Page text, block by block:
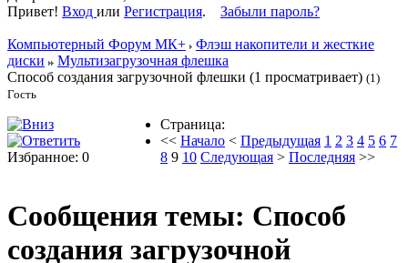
Привет! Вход или Регистрация. Забыли пароль?
Компьютерный Форум МК+
Флэш накопители и жесткие
диски
Мультизагрузочная флешка
Способ создания загрузочной флешки (1 просматривает) (1)
Гость
Избранное: 0
Страница:
<< Начало < Предыдущая 1 2 3 4 5 6 7
8 9 10 Следующая > Последняя >>
Сообщения темы: Способ
создания загрузочной